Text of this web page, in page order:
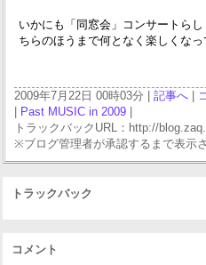
いかにも「同窓会」コンサートら
ちらのほうまで何となく楽しくな
2009年7月22日 00時03分 | 記事へ
Past MUSIC in 2009
トラックバックURL：http://
※ブログ管理者が承認するまで表示
トラックバック
コメント